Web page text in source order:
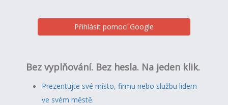
Přihlásit pomocí Google
Bez vyplňování. Bez hesla. Na jeden klik.
Prezentujte své místo, firmu nebo službu lidem
ve svém městě.